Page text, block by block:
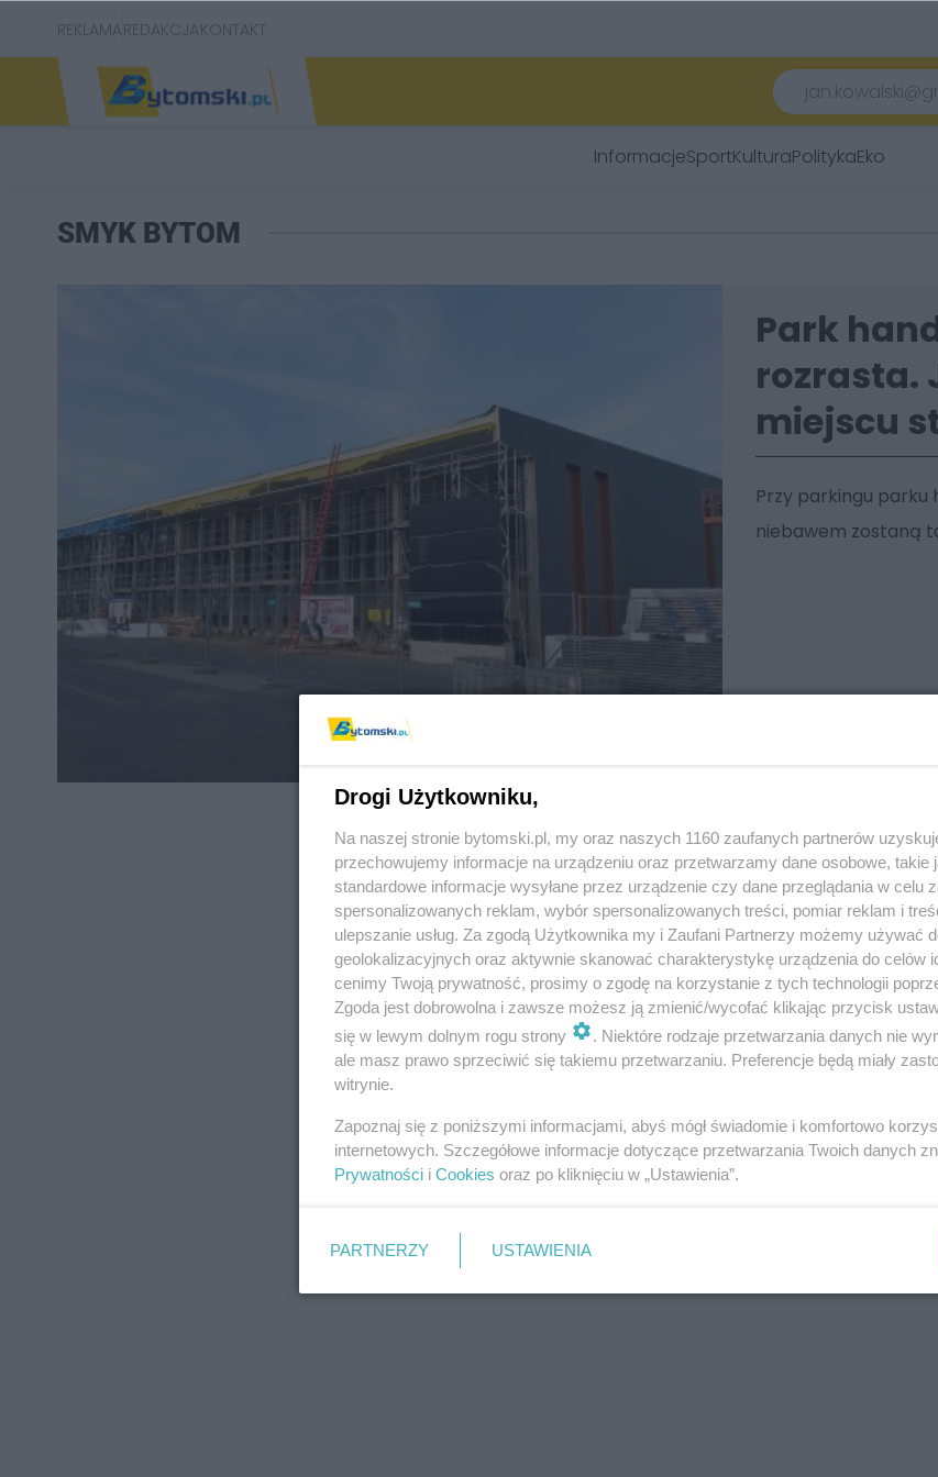
REKLAMAREDAKCJAKONTAKT
InformacjeSportKulturaPolitykaEko
SMYK BYTOM
Park
rozrasta.
miejscu
Przy parkingu parku
niebawem zostaną
REKLAMA
Drogi Użytkowniku,
Na naszej stronie bytomski.pl, my oraz naszych 1160 zaufanych partnerów
przechowujemy informacje na urządzeniu oraz przetwarzamy dane osobowe, takie
standardowe informacje wysyłane przez urządzenie czy dane przeglądania w celu
spersonalizowanych reklam, wybór spersonalizowanych treści, pomiar reklam i
ulepszanie usług. Za zgodą Użytkownika my i Zaufani Partnerzy możemy używać
geolokalizacyjnych oraz aktywnie skanować charakterystykę urządzenia do celów
cenimy Twoją prywatność, prosimy o zgodę na korzystanie z tych technologii
Zgoda jest dobrowolna i zawsze możesz ją zmienić/wycofać klikając przycisk
się w lewym dolnym rogu strony
. Niektóre rodzaje przetwarzania danych nie
ale masz prawo sprzeciwić się takiemu przetwarzaniu. Preferencje będą miały
witrynie.
Zapoznaj się z poniższymi informacjami, abyś mógł świadomie i komfortowo
internetowych. Szczegółowe informacje dotyczące przetwarzania Twoich danych
Prywatności i Cookies oraz po kliknięciu w „Ustawienia”.
PARTNERZY USTAWIENIA